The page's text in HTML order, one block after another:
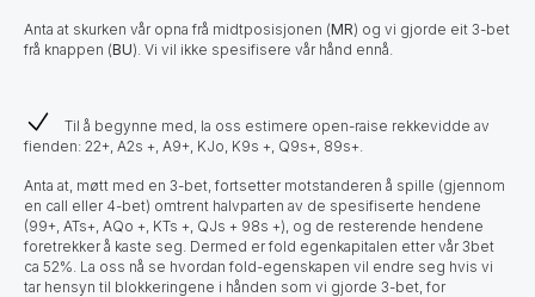
Anta at skurken vår opna frå midtposisjonen (MR) og vi gjorde eit 3-bet
frå knappen (BU). Vi vil ikke spesifisere vår hånd ennå.
Til å begynne med, la oss estimere open-raise rekkevidde av
fienden: 22+, A2s +, A9+, KJo, K9s +, Q9s+, 89s+.
Anta at, møtt med en 3-bet, fortsetter motstanderen å spille (gjennom
en call eller 4-bet) omtrent halvparten av de spesifiserte hendene
(99+, ATs+, AQo +, KTs +, QJs + 98s +), og de resterende hendene
foretrekker å kaste seg. Dermed er fold egenkapitalen etter vår 3bet
ca 52%. La oss nå se hvordan fold-egenskapen vil endre seg hvis vi
tar hensyn til blokkeringene i hånden som vi gjorde 3-bet, for